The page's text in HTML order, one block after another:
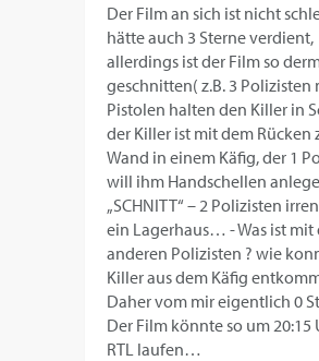
Der Film an sich ist nicht
hätte auch 3 Sterne verdient,
allerdings ist der Film so
geschnitten( z.B. 3 Polizisten
Pistolen halten den Killer in
der Killer ist mit dem Rücken
Wand in einem Käfig, der 1
will ihm Handschellen
„SCHNITT“ – 2 Polizisten
ein Lagerhaus… - Was ist mit
anderen Polizisten ? wie
Killer aus dem Käfig
Daher vom mir eigentlich 0
Der Film könnte so um 20:15
RTL laufen…